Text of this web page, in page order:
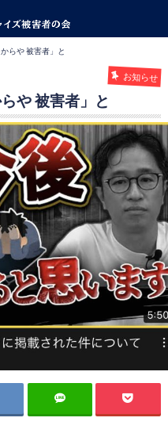
らや 被害者」と
お知らせ
や 被害者」と